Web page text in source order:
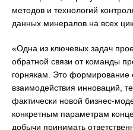
методов и технологий
данных минералов на всех
«Одна из ключевых задач
обратной связи от команды
горнякам. Это формирование
взаимодействия инноваций,
фактически новой бизнес-
конкретным параметрам
добычи принимать